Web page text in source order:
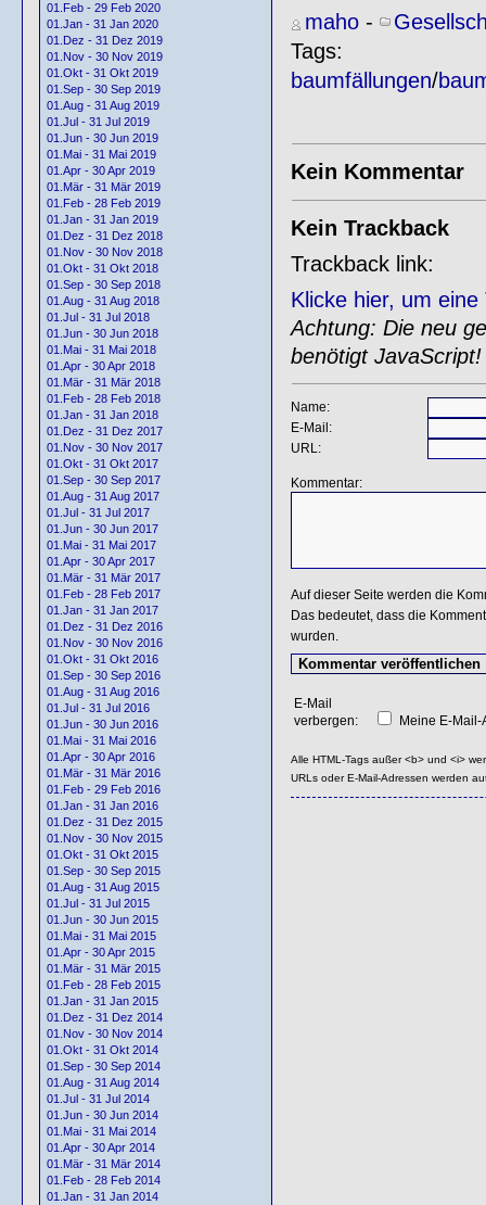
01.Feb - 29 Feb 2020
01.Jan - 31 Jan 2020
01.Dez - 31 Dez 2019
01.Nov - 30 Nov 2019
01.Okt - 31 Okt 2019
01.Sep - 30 Sep 2019
01.Aug - 31 Aug 2019
01.Jul - 31 Jul 2019
01.Jun - 30 Jun 2019
01.Mai - 31 Mai 2019
01.Apr - 30 Apr 2019
01.Mär - 31 Mär 2019
01.Feb - 28 Feb 2019
01.Jan - 31 Jan 2019
01.Dez - 31 Dez 2018
01.Nov - 30 Nov 2018
01.Okt - 31 Okt 2018
01.Sep - 30 Sep 2018
01.Aug - 31 Aug 2018
01.Jul - 31 Jul 2018
01.Jun - 30 Jun 2018
01.Mai - 31 Mai 2018
01.Apr - 30 Apr 2018
01.Mär - 31 Mär 2018
01.Feb - 28 Feb 2018
01.Jan - 31 Jan 2018
01.Dez - 31 Dez 2017
01.Nov - 30 Nov 2017
01.Okt - 31 Okt 2017
01.Sep - 30 Sep 2017
01.Aug - 31 Aug 2017
01.Jul - 31 Jul 2017
01.Jun - 30 Jun 2017
01.Mai - 31 Mai 2017
01.Apr - 30 Apr 2017
01.Mär - 31 Mär 2017
01.Feb - 28 Feb 2017
01.Jan - 31 Jan 2017
01.Dez - 31 Dez 2016
01.Nov - 30 Nov 2016
01.Okt - 31 Okt 2016
01.Sep - 30 Sep 2016
01.Aug - 31 Aug 2016
01.Jul - 31 Jul 2016
01.Jun - 30 Jun 2016
01.Mai - 31 Mai 2016
01.Apr - 30 Apr 2016
01.Mär - 31 Mär 2016
01.Feb - 29 Feb 2016
01.Jan - 31 Jan 2016
01.Dez - 31 Dez 2015
01.Nov - 30 Nov 2015
01.Okt - 31 Okt 2015
01.Sep - 30 Sep 2015
01.Aug - 31 Aug 2015
01.Jul - 31 Jul 2015
01.Jun - 30 Jun 2015
01.Mai - 31 Mai 2015
01.Apr - 30 Apr 2015
01.Mär - 31 Mär 2015
01.Feb - 28 Feb 2015
01.Jan - 31 Jan 2015
01.Dez - 31 Dez 2014
01.Nov - 30 Nov 2014
01.Okt - 31 Okt 2014
01.Sep - 30 Sep 2014
01.Aug - 31 Aug 2014
01.Jul - 31 Jul 2014
01.Jun - 30 Jun 2014
01.Mai - 31 Mai 2014
01.Apr - 30 Apr 2014
01.Mär - 31 Mär 2014
01.Feb - 28 Feb 2014
01.Jan - 31 Jan 2014
maho-
Tags:
baumfällungen/
Kein Kommentar
Kein Trackback
Trackback link:
Klicke hier, um
Achtung: Die neu
benötigt JavaScript!
Name:
E-Mail:
URL:
Kommentar:
Auf dieser Seite werden die
Das bedeutet, dass die
wurden.
E-Mail
verbergen:
Meine E-
Alle HTML-Tags außer <b> und <i>
URLs oder E-Mail-Adressen werden